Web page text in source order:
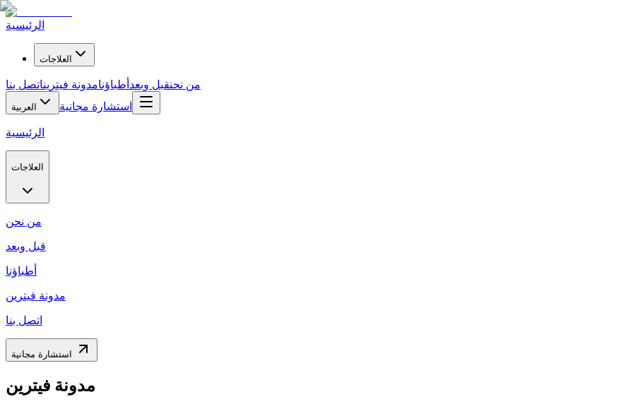
الرئيسية
العلاجات
من نحنقبل وبعد أطباؤنامدونة فيتريناتصل بنا
العربية استشارة مجانية
الرئيسية
العلاجات
من نحن
قبل وبعد
أطباؤنا
مدونة فيترين
اتصل بنا
استشارة مجانية
مدونة فيترين